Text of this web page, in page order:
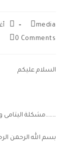
media
0 Comments
السلام عليكم
………مشكلة اليتامى
بسم الله الرحمن